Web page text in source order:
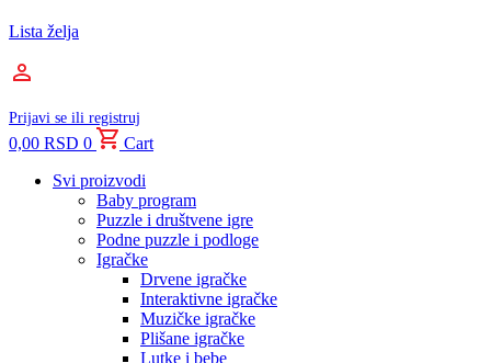
Lista želja
Prijavi se ili registruj
0,00 RSD 0
Cart
Svi proizvodi
Baby program
Puzzle i društvene igre
Podne puzzle i podloge
Igračke
Drvene igračke
Interaktivne igračke
Muzičke igračke
Plišane igračke
Lutke i bebe